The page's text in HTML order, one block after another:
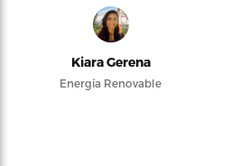
Kiara Gerena
Energía Renovable